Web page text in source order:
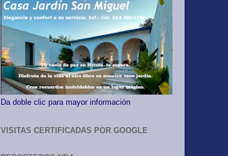
Da doble clic para mayor información
VISITAS CERTIFICADAS POR GOOGLE